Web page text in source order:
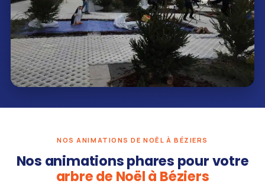
NOS ANIMATIONS DE NOËL À BÉZIERS
Nos animations phares pour votre
arbre de Noël à Béziers